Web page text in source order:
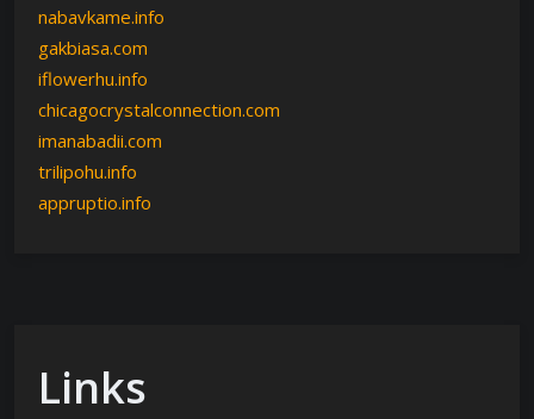
nabavkame.info
gakbiasa.com
iflowerhu.info
chicagocrystalconnection.com
imanabadii.com
trilipohu.info
appruptio.info
Links